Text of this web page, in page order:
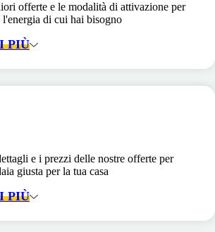
offerte e le modalità di attivazione per
l'energia di cui hai bisogno
PIÙ
e i prezzi delle nostre offerte per
giusta per la tua casa
PIÙ